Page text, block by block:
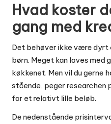
Hvad koster
gang med
Det behøver ikke være dyrt
børn. Meget kan laves med
køkkenet. Men vil du gerne
stående, peger researchen
for et relativt lille beløb.
De nedenstående